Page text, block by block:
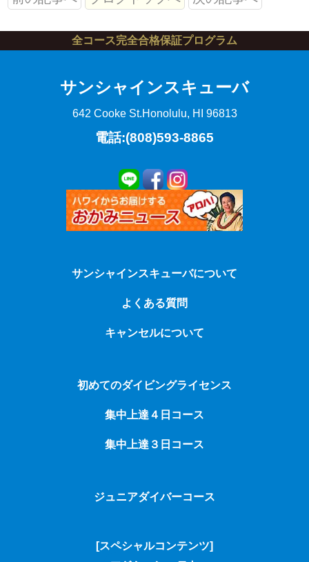
全コース完全合格保証プログラム
サンシャインスキューバ
642 Cooke St.Honolulu, HI 96813
電話:(808)593-8865
サンシャインスキューバについて
よくある質問
キャンセルについて
初めてのダイビングライセンス
集中上達４日コース
集中上達３日コース
ジュニアダイバーコース
[スペシャルコンテンツ]